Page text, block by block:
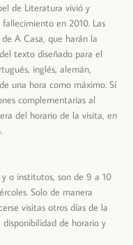
de Literatura vivió y
en 2010. Las
A Casa, que harán la
texto diseñado para el
inglés, alemán,
una hora como máximo. Sí
complementarias al
del horario de la visita, en
y o institutos, son de 9 a 10
Solo de manera
visitas otros días de la
de horario y